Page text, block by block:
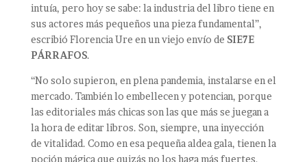
intuía, pero hoy se sabe: la industria del libro tiene en
sus actores más pequeños una pieza fundamental”,
escribió Florencia Ure en un viejo envío de SIE7E
PÁRRAFOS.
“No solo supieron, en plena pandemia, instalarse en el
mercado. También lo embellecen y potencian, porque
las editoriales más chicas son las que más se juegan a
la hora de editar libros. Son, siempre, una inyección
de vitalidad. Como en esa pequeña aldea gala, tienen la
poción mágica que quizás no los haga más fuertes,